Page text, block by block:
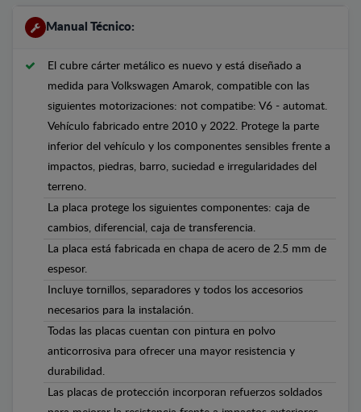
Manual Técnico:
El cubre cárter metálico es nuevo y está diseñado a
medida para Volkswagen Amarok, compatible con las
siguientes motorizaciones: not compatibe: V6 - automat.
Vehículo fabricado entre 2010 y 2022. Protege la parte
inferior del vehículo y los componentes sensibles frente a
impactos, piedras, barro, suciedad e irregularidades del
terreno.
La placa protege los siguientes componentes: caja de
cambios, diferencial, caja de transferencia.
La placa está fabricada en chapa de acero de 2.5 mm de
espesor.
Incluye tornillos, separadores y todos los accesorios
necesarios para la instalación.
Todas las placas cuentan con pintura en polvo
anticorrosiva para ofrecer una mayor resistencia y
durabilidad.
Las placas de protección incorporan refuerzos soldados